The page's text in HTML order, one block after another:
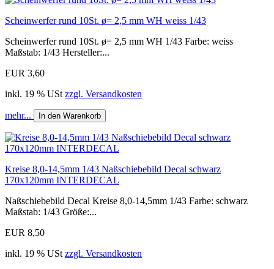
Scheinwerfer rund 10St. ø= 2,5 mm WH weiss 1/43
Scheinwerfer rund 10St. ø= 2,5 mm WH 1/43 Farbe: weiss
Maßstab: 1/43 Hersteller:...
EUR 3,60
inkl. 19 % USt zzgl. Versandkosten
mehr... In den Warenkorb
Kreise 8,0-14,5mm 1/43 Naßschiebebild Decal schwarz
170x120mm INTERDECAL
Naßschiebebild Decal Kreise 8,0-14,5mm 1/43 Farbe: schwarz
Maßstab: 1/43 Größe:...
EUR 8,50
inkl. 19 % USt zzgl. Versandkosten